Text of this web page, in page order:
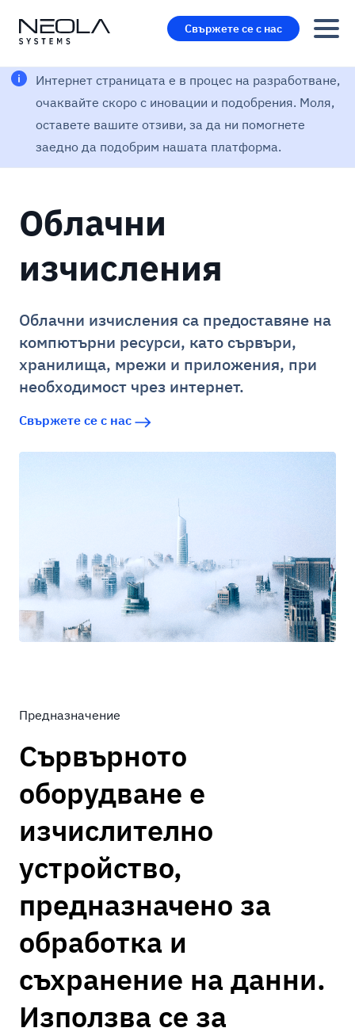
Свържете се с нас
Интернет страницата е в процес на разработване,
очаквайте скоро с иновации и подобрения. Моля,
оставете вашите отзиви, за да ни помогнете
заедно да подобрим нашата платформа.
Облачни
изчисления
Облачни изчисления са предоставяне на
компютърни ресурси, като сървъри,
хранилища, мрежи и приложения, при
необходимост чрез интернет.
Свържете се с нас
Предназначение
Сървърното
оборудване е
изчислително
устройство,
предназначено за
обработка и
съхранение на данни.
Използва се за